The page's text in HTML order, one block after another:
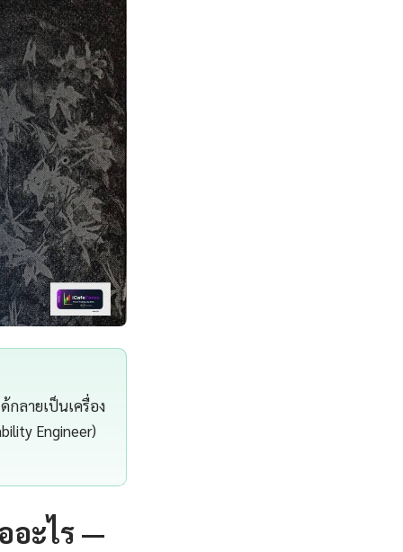
กลายเป็นเครื่อง
Engineer)
อะไร —